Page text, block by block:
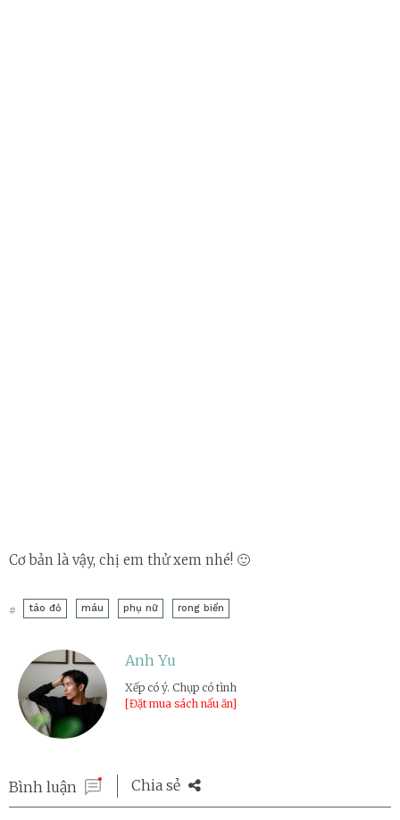
Cơ bản là vậy, chị em thử xem nhé! 🙂
# táo đỏ máu phụ nữ rong biển
Anh Yu
Xếp có ý. Chụp có tình
[Đặt mua sách nấu ăn]
Bình luận Chia sẻ